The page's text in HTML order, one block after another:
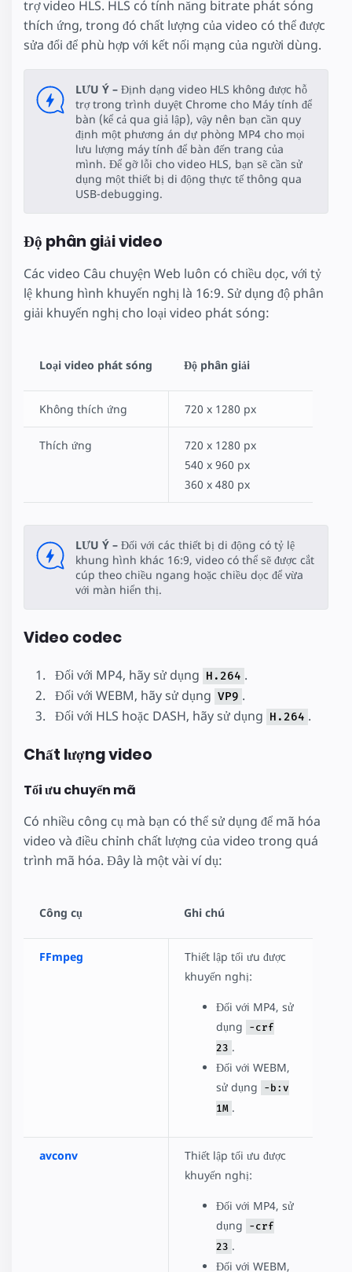
trợ video HLS. HLS có tính năng bitrate phát sóng
thích ứng, trong đó chất lượng của video có thể được
sửa đổi để phù hợp với kết nối mạng của người dùng.
LƯU Ý – Định dạng video HLS không được hỗ
trợ trong trình duyệt Chrome cho Máy tính để
bàn (kể cả qua giả lập), vậy nên bạn cần quy
định một phương án dự phòng MP4 cho mọi
lưu lượng máy tính để bàn đến trang của
mình. Để gỡ lỗi cho video HLS, bạn sẽ cần sử
dụng một thiết bị di động thực tế thông qua
USB-debugging.
Độ phân giải video
Các video Câu chuyện Web luôn có chiều dọc, với tỷ
lệ khung hình khuyến nghị là 16:9. Sử dụng độ phân
giải khuyến nghị cho loại video phát sóng:
Loại video phát sóng Độ phân giải
Không thích ứng 720 x 1280 px
Thích ứng
720 x 1280 px
540 x 960 px
360 x 480 px
LƯU Ý – Đối với các thiết bị di động có tỷ lệ
khung hình khác 16:9, video có thể sẽ được cắt
cúp theo chiều ngang hoặc chiều dọc để vừa
với màn hiển thị.
Video codec
Đối với MP4, hãy sử dụng H.264 .
Đối với WEBM, hãy sử dụng VP9 .
Đối với HLS hoặc DASH, hãy sử dụng H.264 .
Chất lượng video
Tối ưu chuyển mã
Có nhiều công cụ mà bạn có thể sử dụng để mã hóa
video và điều chỉnh chất lượng của video trong quá
trình mã hóa. Đây là một vài ví dụ:
Công cụ Ghi chú
FFmpeg
Thiết lập tối ưu được
khuyến nghị:
Đối với MP4, sử
dụng
-crf
23 .
Đối với WEBM,
sử dụng
-b:v
1M .
avconv
Thiết lập tối ưu được
khuyến nghị:
Đối với MP4, sử
dụng
-crf
23 .
Đối với WEBM,